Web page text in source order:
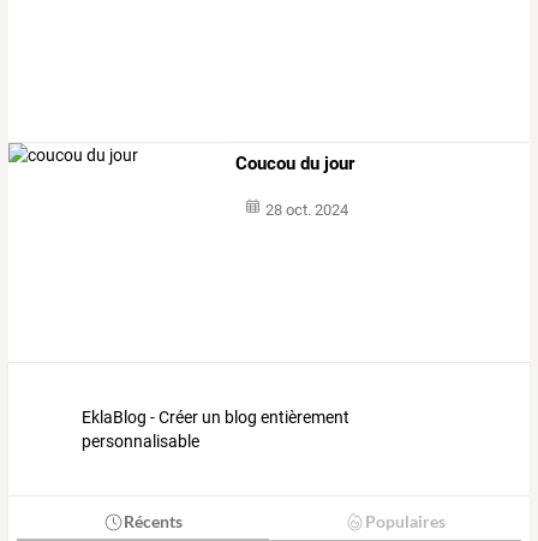
Coucou du jour
28 oct. 2024
EklaBlog - Créer un blog entièrement
personnalisable
Récents Populaires